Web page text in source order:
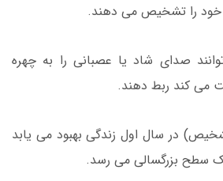
خود را تشخیص می دهند.
می توانند صدای شاد یا عصبانی را به چهره
می کند ربط دهند.
در سال اول زندگی بهبود می یابد